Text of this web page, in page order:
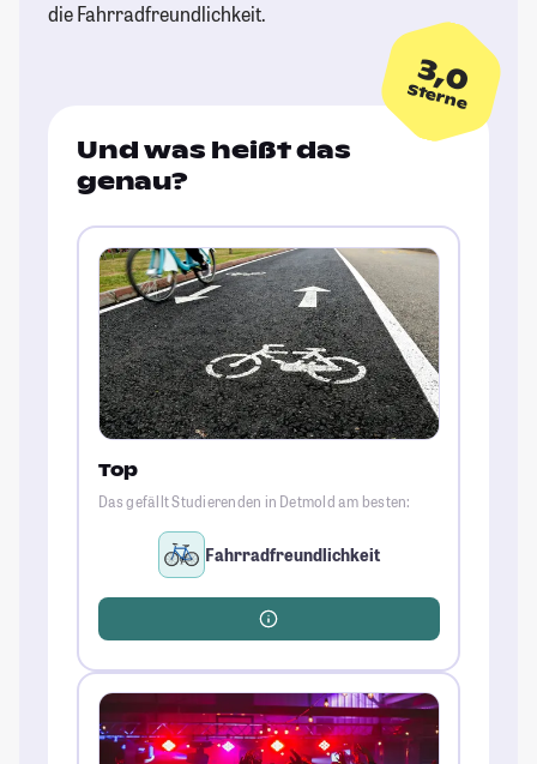
die Fahrradfreundlichkeit.
3,0
Sterne
Und was heißt das
genau?
Top
Das gefällt Studierenden in Detmold am besten:
Fahrradfreundlichkeit